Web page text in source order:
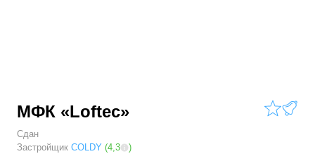
МФК «Loftec»
Сдан
Застройщик COLDY (4,3 )